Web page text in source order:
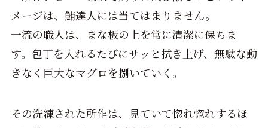
メージは、鮪達人には当てはまりません。
一流の職人は、まな板の上を常に清潔に保ちま
す。包丁を入れるたびにサッと拭き上げ、無駄な動
きなく巨大なマグロを捌いていく。
その洗練された所作は、見ていて惚れ惚れするほ